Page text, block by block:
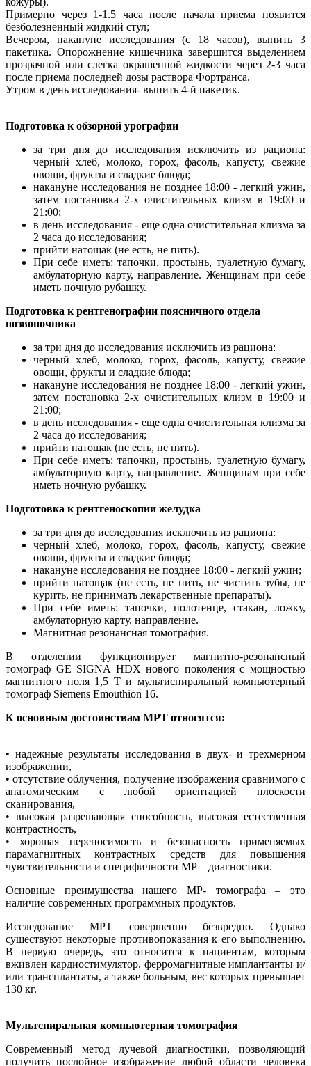
Примерно через 1-1.5 часа после начала приема появится
безболезненный жидкий стул;
Вечером, накануне исследования (с 18 часов), выпить 3
пакетика. Опорожнение кишечника завершится выделением
прозрачной или слегка окрашенной жидкости через 2-3 часа
после приема последней дозы раствора Фортранса.
Утром в день исследования- выпить 4-й пакетик.
Подготовка к обзорной урографии
за три дня до исследования исключить из рациона:
черный хлеб, молоко, горох, фасоль, капусту, свежие
овощи, фрукты и сладкие блюда;
накануне исследования не позднее 18:00 - легкий ужин,
затем постановка 2-х очистительных клизм в 19:00 и
21:00;
в день исследования - еще одна очистительная клизма за
2 часа до исследования;
прийти натощак (не есть, не пить).
При себе иметь: тапочки, простынь, туалетную бумагу,
амбулаторную карту, направление. Женщинам при себе
иметь ночную рубашку.
Подготовка к рентгенографии поясничного отдела
позвоночника
за три дня до исследования исключить из рациона:
черный хлеб, молоко, горох, фасоль, капусту, свежие
овощи, фрукты и сладкие блюда;
накануне исследования не позднее 18:00 - легкий ужин,
затем постановка 2-х очистительных клизм в 19:00 и
21:00;
в день исследования - еще одна очистительная клизма за
2 часа до исследования;
прийти натощак (не есть, не пить).
При себе иметь: тапочки, простынь, туалетную бумагу,
амбулаторную карту, направление. Женщинам при себе
иметь ночную рубашку.
Подготовка к рентгеноскопии желудка
за три дня до исследования исключить из рациона:
черный хлеб, молоко, горох, фасоль, капусту, свежие
овощи, фрукты и сладкие блюда;
накануне исследования не позднее 18:00 - легкий ужин;
прийти натощак (не есть, не пить, не чистить зубы, не
курить, не принимать лекарственные препараты).
При себе иметь: тапочки, полотенце, стакан, ложку,
амбулаторную карту, направление.
Магнитная резонансная томография.
В отделении функционирует магнитно-резонансный
томограф GE SIGNA HDX нового поколения с мощностью
магнитного поля 1,5 Т и мультиспиральный компьютерный
томограф Siemens Emouthion 16.
К основным достоинствам МРТ относятся:
• надежные результаты исследования в двух- и трехмерном
изображении,
• отсутствие облучения, получение изображения сравнимого с
анатомическим с любой ориентацией плоскости
сканирования,
• высокая разрешающая способность, высокая естественная
контрастность,
• хорошая переносимость и безопасность применяемых
парамагнитных контрастных средств для повышения
чувствительности и специфичности МР – диагностики.
Основные преимущества нашего МР- томографа – это
наличие современных программных продуктов.
Исследование МРТ совершенно безвредно. Однако
существуют некоторые противопоказания к его выполнению.
В первую очередь, это относится к пациентам, которым
вживлен кардиостимулятор, ферромагнитные имплантанты и/
или трансплантаты, а также больным, вес которых превышает
130 кг.
Мультспиральная компьютерная томография
Современный метод лучевой диагностики, позволяющий
получить послойное изображение любой области человека